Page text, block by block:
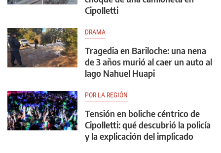
Cipolletti
DRAMA
Tragedia en Bariloche: una nena
de 3 años murió al caer un auto al
lago Nahuel Huapi
POR LA REGIÓN
Tensión en boliche céntrico de
Cipolletti: qué descubrió la policía
y la explicación del implicado